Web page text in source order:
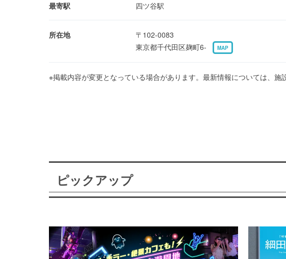
最寄駅 四ツ谷駅
所在地
〒102-0083
東京都千代田区麹町6-
MAP
※掲載内容が変更となっている場合があります。最新情報については、施
ピックアップ